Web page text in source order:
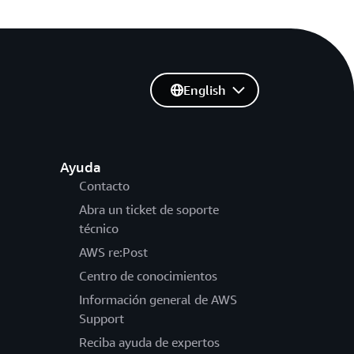
Ayuda
Contacto
Abra un ticket de soporte
técnico
AWS re:Post
Centro de conocimientos
Información general de AWS
Support
Reciba ayuda de expertos
English